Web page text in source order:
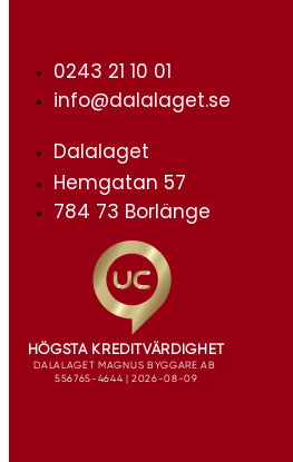
0243 21 10 01
info@dalalaget.se
Dalalaget
Hemgatan 57
784 73 Borlänge